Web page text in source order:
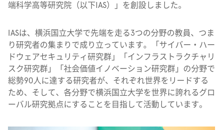
端科学高等研究院（以下IAS）」を創設しました。
IASは、横浜国立大学で先端を走る3つの分野の教員、つま
り研究者の集まりで成り立っています。「サイバー・ハー
ドウェアセキュリティ研究群」「インフラストラクチャリ
スク研究群」「社会価値イノベーション研究群」の分野で
総勢90人に達する研究者が、それぞれ世界をリードする
ため、そして、各分野で横浜国立大学を世界に誇れるグロ
ーバル研究拠点にすることを目指して活動しています。